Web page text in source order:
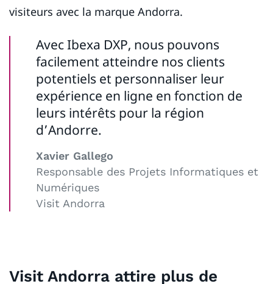
visiteurs avec la marque Andorra.
Avec Ibexa DXP, nous pouvons
facilement atteindre nos clients
potentiels et personnaliser leur
expérience en ligne en fonction de
leurs intérêts pour la région
d’Andorre.
Xavier Gallego
Responsable des Projets Informatiques et
Numériques
Visit Andorra
Visit Andorra attire plus de